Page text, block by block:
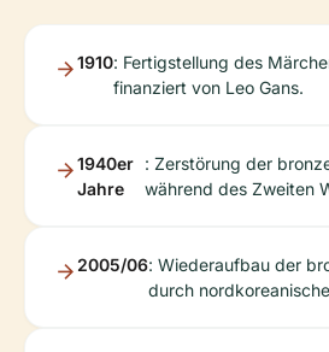
1910: Fertigstellung des
finanziert von Leo Gans.
1940er
Jahre
: Zerstörung der
während des Zweiten
2005/06: Wiederaufbau der
durch